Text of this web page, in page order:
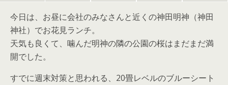
今日は、お昼に会社のみなさんと近くの神田明神（神田
神社）でお花見ランチ。
天気も良くて、噛んだ明神の隣の公園の桜はまだまだ満
開でした。
すでに週末対策と思われる、20畳レベルのブルーシート